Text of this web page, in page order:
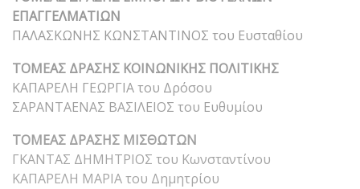
ΕΠΑΓΓΕΛΜΑΤΙΩΝ
ΠΑΛΑΣΚΩΝΗΣ ΚΩΝΣΤΑΝΤΙΝΟΣ του Ευσταθίου
ΤΟΜΕΑΣ ΔΡΑΣΗΣ ΚΟΙΝΩΝΙΚΗΣ ΠΟΛΙΤΙΚΗΣ
ΚΑΠΑΡΕΛΗ ΓΕΩΡΓΙΑ του Δρόσου
ΣΑΡΑΝΤΑΕΝΑΣ ΒΑΣΙΛΕΙΟΣ του Ευθυμίου
ΤΟΜΕΑΣ ΔΡΑΣΗΣ ΜΙΣΘΩΤΩΝ
ΓΚΑΝΤΑΣ ΔΗΜΗΤΡΙΟΣ του Κωνσταντίνου
ΚΑΠΑΡΕΛΗ ΜΑΡΙΑ του Δημητρίου